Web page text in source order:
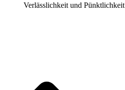
Verlässlichkeit und Pünktlichkeit